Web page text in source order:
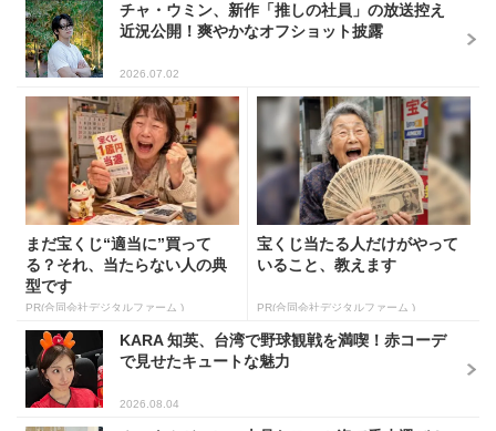
チャ・ウミン、新作「推しの社員」の放送控え
近況公開！爽やかなオフショット披露
2026.07.02
まだ宝くじ“適当に”買って
る？それ、当たらない人の典
型です
PR(合同会社デジタルファーム )
宝くじ当たる人だけがやって
いること、教えます
PR(合同会社デジタルファーム )
KARA 知英、台湾で野球観戦を満喫！赤コーデ
で見せたキュートな魅力
2026.08.04